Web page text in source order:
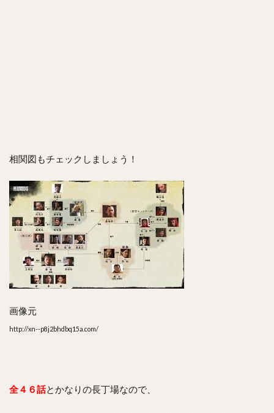
相関図もチェックしましょう！
画像元
http://xn--p8j2bhdbq15a.com/
全４６話とかなりの長丁場なので、